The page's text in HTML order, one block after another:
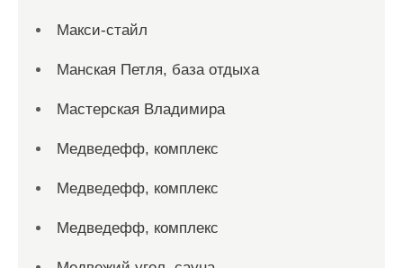
Макси-стайл
Манская Петля, база отдыха
Мастерская Владимира
Медведефф, комплекс
Медведефф, комплекс
Медведефф, комплекс